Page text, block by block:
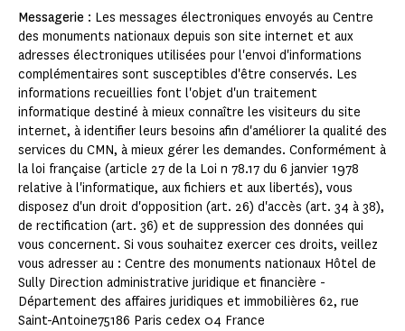
Messagerie : Les messages électroniques envoyés au Centre
des monuments nationaux depuis son site internet et aux
adresses électroniques utilisées pour l'envoi d'informations
complémentaires sont susceptibles d'être conservés. Les
informations recueillies font l'objet d'un traitement
informatique destiné à mieux connaître les visiteurs du site
internet, à identifier leurs besoins afin d'améliorer la qualité des
services du CMN, à mieux gérer les demandes. Conformément à
la loi française (article 27 de la Loi n 78.17 du 6 janvier 1978
relative à l'informatique, aux fichiers et aux libertés), vous
disposez d'un droit d'opposition (art. 26) d'accès (art. 34 à 38),
de rectification (art. 36) et de suppression des données qui
vous concernent. Si vous souhaitez exercer ces droits, veillez
vous adresser au : Centre des monuments nationaux Hôtel de
Sully Direction administrative juridique et financière -
Département des affaires juridiques et immobilières 62, rue
Saint-Antoine75186 Paris cedex 04 France